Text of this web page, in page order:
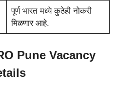
पूर्ण भारत मध्ये कुठेही नोकरी
मिळणार आहे.
Pune Vacancy